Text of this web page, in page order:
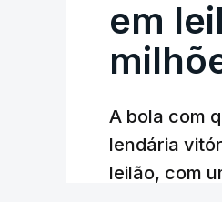
em
A bola com
lendária
leilão, com